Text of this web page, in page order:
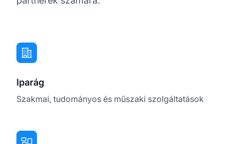
Iparág
Szakmai, tudományos és műszaki szolgáltatások